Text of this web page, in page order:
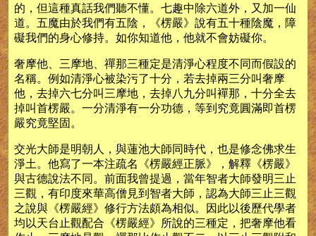
的，但這種真話我們聽不懂。七趣中除六道外，又加一仙
道。五魔由於我們有五陰，《楞嚴》說有五十種陰魔，障
礙我們的身心修持。如你知道他，他就不會妨礙你。
奢摩他、三摩地、禪那三種定是清淨心程度不同而假設的
名稱。例如清淨心被染污了十分，若去掉兩三分叫奢摩
他，去掉六七分叫三摩地，去掉八九分叫襌那，十分全去
掉叫首楞嚴。一分清淨有一分功德，等到究竟圓滿即首楞
嚴究竟堅固。
交光大師是明朝人，與蓮池大師同時代，也是修念佛求生
淨土。他寫了一本注疏名《楞嚴經正脈》，解釋《楞嚴》
與古德說法不同。前面我曾提過，當年智者大師發明三止
三觀，有印度來華高僧見到智者大師，認為大師三止三觀
之說與《楞嚴經》修行方法頗為相似。因此以後歷代學者
均以天台止觀配合《楞嚴經》所說的三種定，把奢摩他看